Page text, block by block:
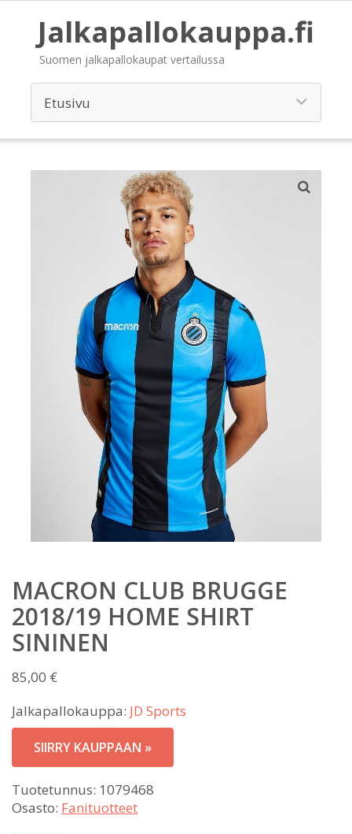
Jalkapallokauppa.fi
Suomen jalkapallokaupat vertailussa
MACRON CLUB BRUGGE
2018/19 HOME SHIRT
SININEN
85,00 €
Jalkapallokauppa: JD Sports
SIIRRY KAUPPAAN »
Tuotetunnus: 1079468
Osasto: Fanituotteet